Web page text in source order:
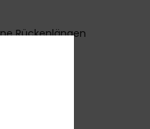
Rückenlängen